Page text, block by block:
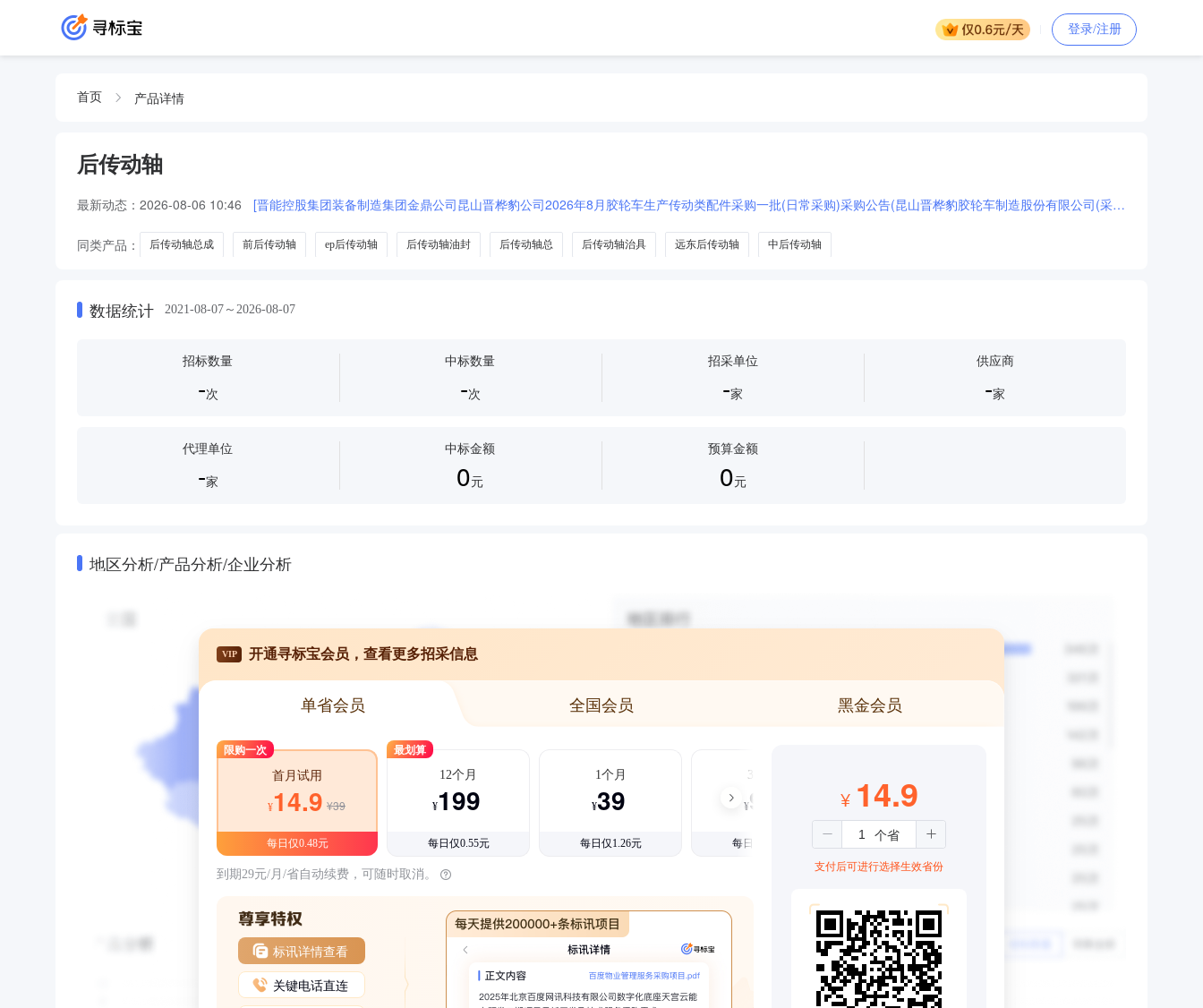
登录/注册
首页 产品详情
后传动轴
最新动态： 2026-08-06 10:46 [晋能控股集团装备制造集团金鼎公司昆山晋桦豹公司2026年8月胶轮车生产传动类配件采购一批(日常采购)采购公告(昆山晋桦豹胶轮车制造股份有限公司(采购))]
同类产品： 后传动轴总成 前后传动轴 ep后传动轴 后传动轴油封 后传动轴总 后传动轴治具 远东后传动轴 中后传动轴
数据统计 2021-08-07～2026-08-07
招标数量
-次
中标数量
-次
招采单位
-家
供应商
-家
代理单位
-家
中标金额
0元
预算金额
0元
地区分析/产品分析/企业分析
VIP 开通寻标宝会员，查看更多招采信息
单省会员 全国会员 黑金会员
限购一次
首月试用
¥14.9 ¥39
每日仅0.48元
最划算
12个月
¥199
每日仅0.55元
1个月
¥39
每日仅1.26元
3个月
¥99
每日仅1.08元
到期29元/月/省自动续费，可随时取消。
标讯详情查看
关键电话直连
¥ 14.9
支付后可进行选择生效省份